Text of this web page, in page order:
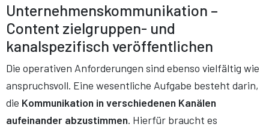
Unternehmenskommunikation –
Content zielgruppen- und
kanalspezifisch veröffentlichen
Die operativen Anforderungen sind ebenso vielfältig wie
anspruchsvoll. Eine wesentliche Aufgabe besteht darin,
die Kommunikation in verschiedenen Kanälen
aufeinander abzustimmen. Hierfür braucht es